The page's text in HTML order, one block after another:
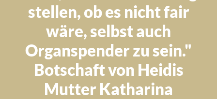
stellen, ob es nicht fair
wäre, selbst auch
Organspender zu sein."
Botschaft von Heidis
Mutter Katharina